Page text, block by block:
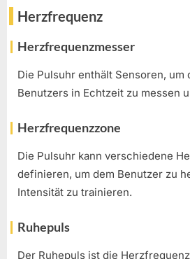
Herzfrequenz
Herzfrequenzmesser
Die Pulsuhr enthält Sensoren,
Benutzers in Echtzeit zu messen
Herzfrequenzzone
Die Pulsuhr kann verschiedene
definieren, um dem Benutzer zu
Intensität zu trainieren.
Ruhepuls
Der Ruhepuls ist die